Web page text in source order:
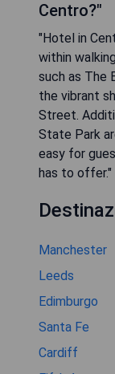
Centro?"
"Hotel in
within
such as The
the vibrant
Street.
State Park
easy for
has to offer."
Manchester
Leeds
Edimburgo
Santa Fe
Cardiff